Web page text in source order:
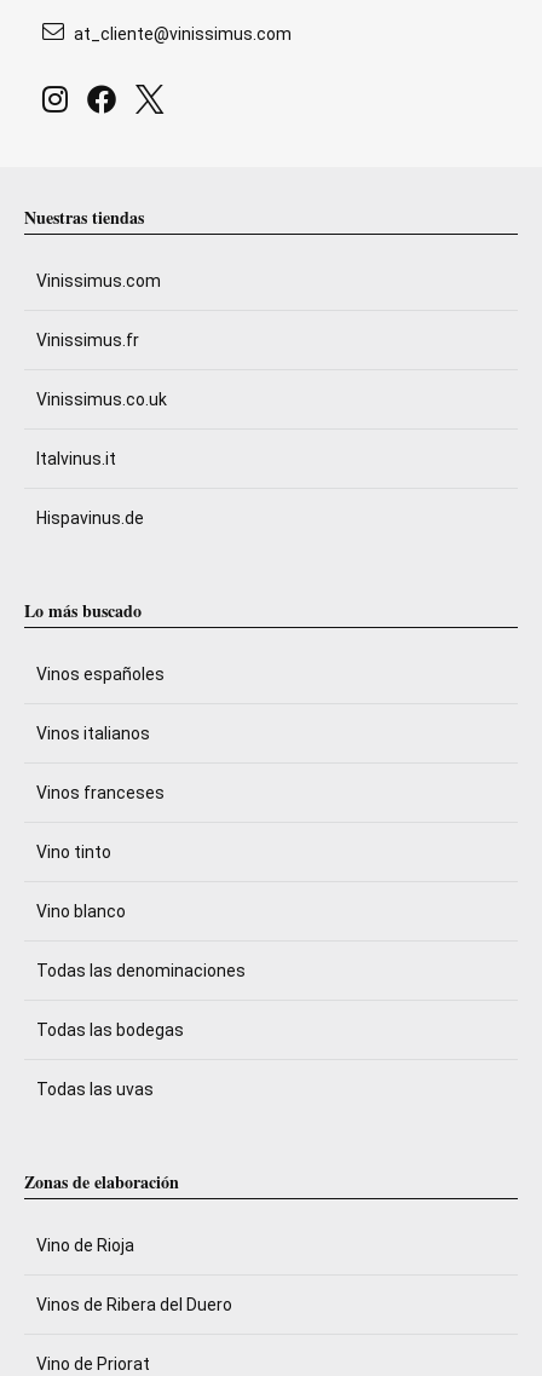
at_cliente@vinissimus.com
Nuestras tiendas
Vinissimus.com
Vinissimus.fr
Vinissimus.co.uk
Italvinus.it
Hispavinus.de
Lo más buscado
Vinos españoles
Vinos italianos
Vinos franceses
Vino tinto
Vino blanco
Todas las denominaciones
Todas las bodegas
Todas las uvas
Zonas de elaboración
Vino de Rioja
Vinos de Ribera del Duero
Vino de Priorat